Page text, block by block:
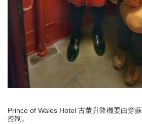
Prince of Wales Hotel 古董升降機要由穿
控制。